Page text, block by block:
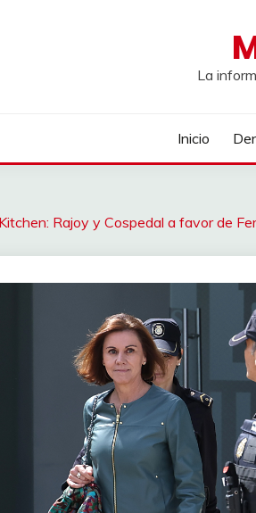
La
Inicio
Rajoy y Cospedal a favor de